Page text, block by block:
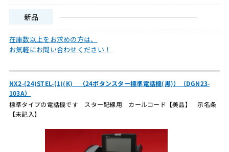
新品
在庫数以上をお求めの方は、
お気軽にお問い合わせください！
NX2-(24)STEL-(1)(K) （24ボタンスター標準電話機(黒)）（DGN23-
103A）
標準タイプの電話機です スター配線用 カールコード【美品】 示名条
【未記入】